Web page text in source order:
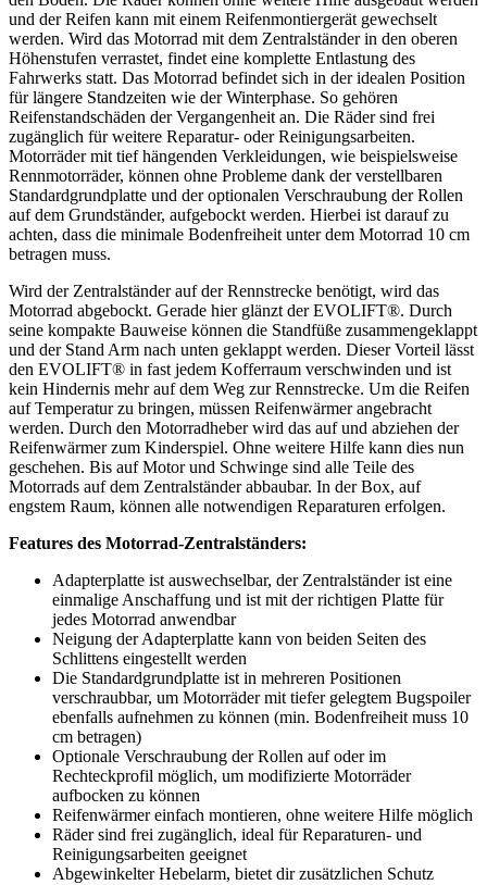
und der Reifen kann mit einem Reifenmontiergerät gewechselt
werden. Wird das Motorrad mit dem Zentralständer in den oberen
Höhenstufen verrastet, findet eine komplette Entlastung des
Fahrwerks statt. Das Motorrad befindet sich in der idealen Position
für längere Standzeiten wie der Winterphase. So gehören
Reifenstandschäden der Vergangenheit an. Die Räder sind frei
zugänglich für weitere Reparatur- oder Reinigungsarbeiten.
Motorräder mit tief hängenden Verkleidungen, wie beispielsweise
Rennmotorräder, können ohne Probleme dank der verstellbaren
Standardgrundplatte und der optionalen Verschraubung der Rollen
auf dem Grundständer, aufgebockt werden. Hierbei ist darauf zu
achten, dass die minimale Bodenfreiheit unter dem Motorrad 10 cm
betragen muss.
Wird der Zentralständer auf der Rennstrecke benötigt, wird das
Motorrad abgebockt. Gerade hier glänzt der EVOLIFT®. Durch
seine kompakte Bauweise können die Standfüße zusammengeklappt
und der Stand Arm nach unten geklappt werden. Dieser Vorteil lässt
den EVOLIFT® in fast jedem Kofferraum verschwinden und ist
kein Hindernis mehr auf dem Weg zur Rennstrecke. Um die Reifen
auf Temperatur zu bringen, müssen Reifenwärmer angebracht
werden. Durch den Motorradheber wird das auf und abziehen der
Reifenwärmer zum Kinderspiel. Ohne weitere Hilfe kann dies nun
geschehen. Bis auf Motor und Schwinge sind alle Teile des
Motorrads auf dem Zentralständer abbaubar. In der Box, auf
engstem Raum, können alle notwendigen Reparaturen erfolgen.
Features des Motorrad-Zentralständers:
Adapterplatte ist auswechselbar, der Zentralständer ist eine
einmalige Anschaffung und ist mit der richtigen Platte für
jedes Motorrad anwendbar
Neigung der Adapterplatte kann von beiden Seiten des
Schlittens eingestellt werden
Die Standardgrundplatte ist in mehreren Positionen
verschraubbar, um Motorräder mit tiefer gelegtem Bugspoiler
ebenfalls aufnehmen zu können (min. Bodenfreiheit muss 10
cm betragen)
Optionale Verschraubung der Rollen auf oder im
Rechteckprofil möglich, um modifizierte Motorräder
aufbocken zu können
Reifenwärmer einfach montieren, ohne weitere Hilfe möglich
Räder sind frei zugänglich, ideal für Reparaturen- und
Reinigungsarbeiten geeignet
Abgewinkelter Hebelarm, bietet dir zusätzlichen Schutz